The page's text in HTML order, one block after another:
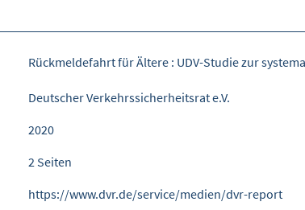
Rückmeldefahrt für Ältere : UDV-Studie zur
Deutscher Verkehrssicherheitsrat e.V.
2020
2 Seiten
https://www.dvr.de/service/medien/dvr-report